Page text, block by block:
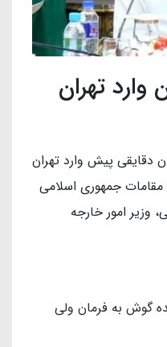
وارد تهران
دقایقی پیش وارد تهران
جمهوری اسلامی
وزیر امور خارجه
گوش به فرمان ولی